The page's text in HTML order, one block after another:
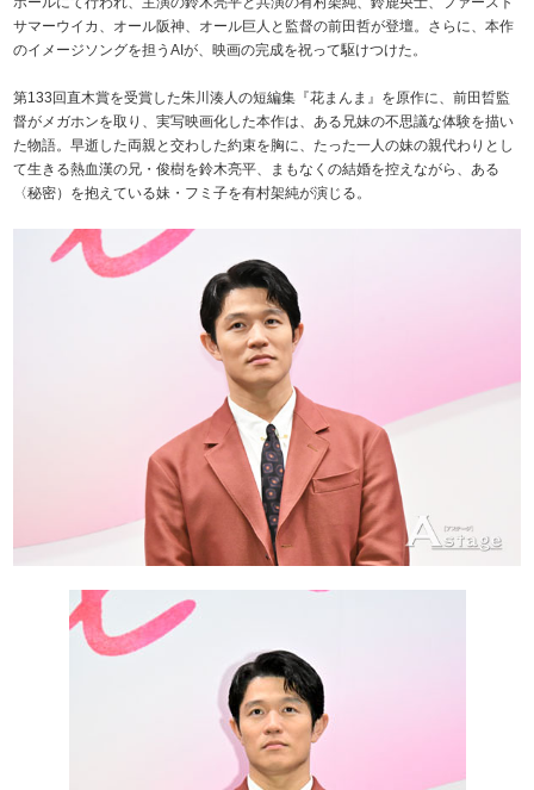
サマーウイカ、オール阪神、オール巨人と監督の前田哲が登壇。さらに、本作
のイメージソングを担うAIが、映画の完成を祝って駆けつけた。
第133回直木賞を受賞した朱川湊人の短編集『花まんま』を原作に、前田晢監
督がメガホンを取り、実写映画化した本作は、ある兄妹の不思議な体験を描い
た物語。早逝した両親と交わした約束を胸に、たった一人の妹の親代わりとし
て生きる熱血漢の兄・俊樹を鈴木亮平、まもなくの結婚を控えながら、ある
〈秘密）を抱えている妹・フミ子を有村架純が演じる。